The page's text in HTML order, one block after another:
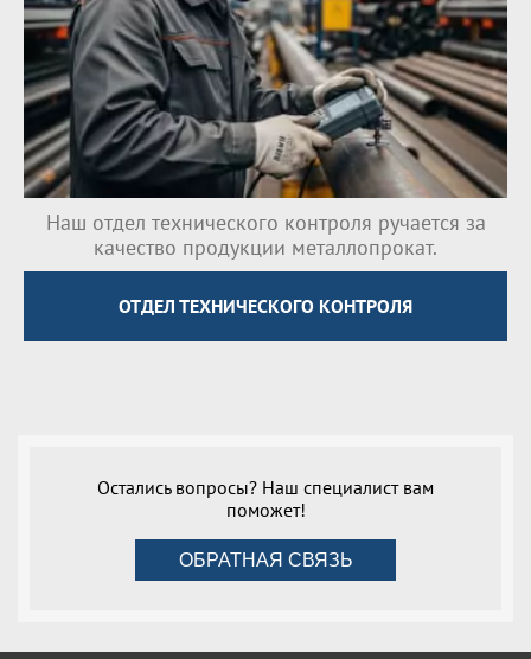
Наш отдел технического контроля ручается за
качество продукции металлопрокат.
ОТДЕЛ ТЕХНИЧЕСКОГО КОНТРОЛЯ
Остались вопросы? Наш специалист вам
поможет!
ОБРАТНАЯ СВЯЗЬ